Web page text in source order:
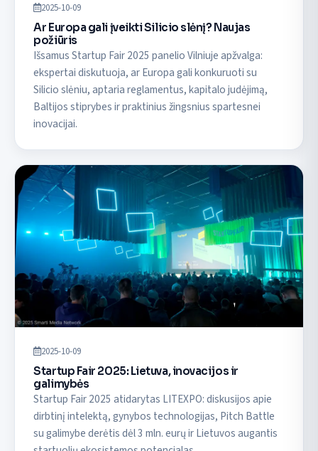
2025-10-09
Ar Europa gali įveikti Silicio slėnį? Naujas
požiūris
Išsamus Startup Fair 2025 panelio Vilniuje apžvalga:
ekspertai diskutuoja, ar Europa gali konkuruoti su
Silicio slėniu, aptaria reglamentus, kapitalo judėjimą,
Baltijos stiprybes ir praktinius žingsnius spartesnei
inovacijai.
2025-10-09
Startup Fair 2025: Lietuva, inovacijos ir
galimybės
Startup Fair 2025 atidarytas LITEXPO: diskusijos apie
dirbtinį intelektą, gynybos technologijas, Pitch Battle
su galimybe derėtis dėl 3 mln. eurų ir Lietuvos augantis